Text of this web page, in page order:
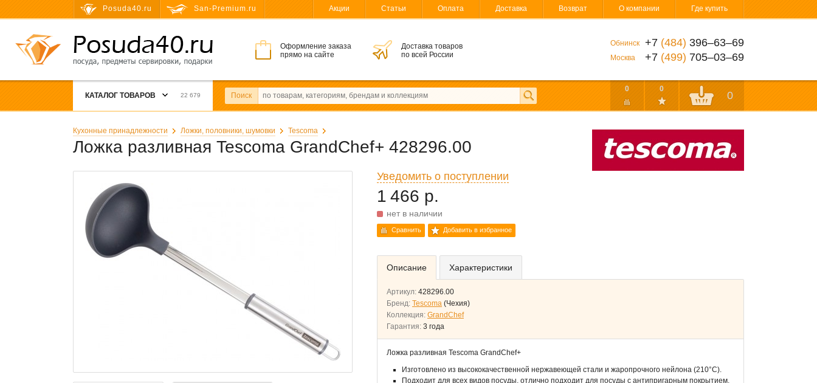
Posuda40.ru San-Premium.ru Акции Статьи Оплата Доставка Возврат О компании Где купить
Оформление заказа
прямо на сайте
Доставка товаров
по всей России
Обнинск +7 (484) 396‒63‒69
Москва +7 (499) 705‒03‒69
КАТАЛОГ ТОВАРОВ 22 679 Поиск
0 0
0
Кухонные принадлежности Ложки, половники, шумовки Tescoma
Ложка разливная Tescoma GrandChef+ 428296.00
Уведомить о поступлении
1 466 р.
нет в наличии
Сравнить Добавить в избранное
Описание Характеристики
Артикул: 428296.00
Бренд: Tescoma (Чехия)
Коллекция: GrandChef
Гарантия: 3 года
Ложка разливная Tescoma GrandChef+
Изготовлено из высококачественной нержавеющей стали и жаропрочного нейлона (210°C).
Подходит для всех видов посуды, отлично подходит для посуды с антипригарным покрытием,